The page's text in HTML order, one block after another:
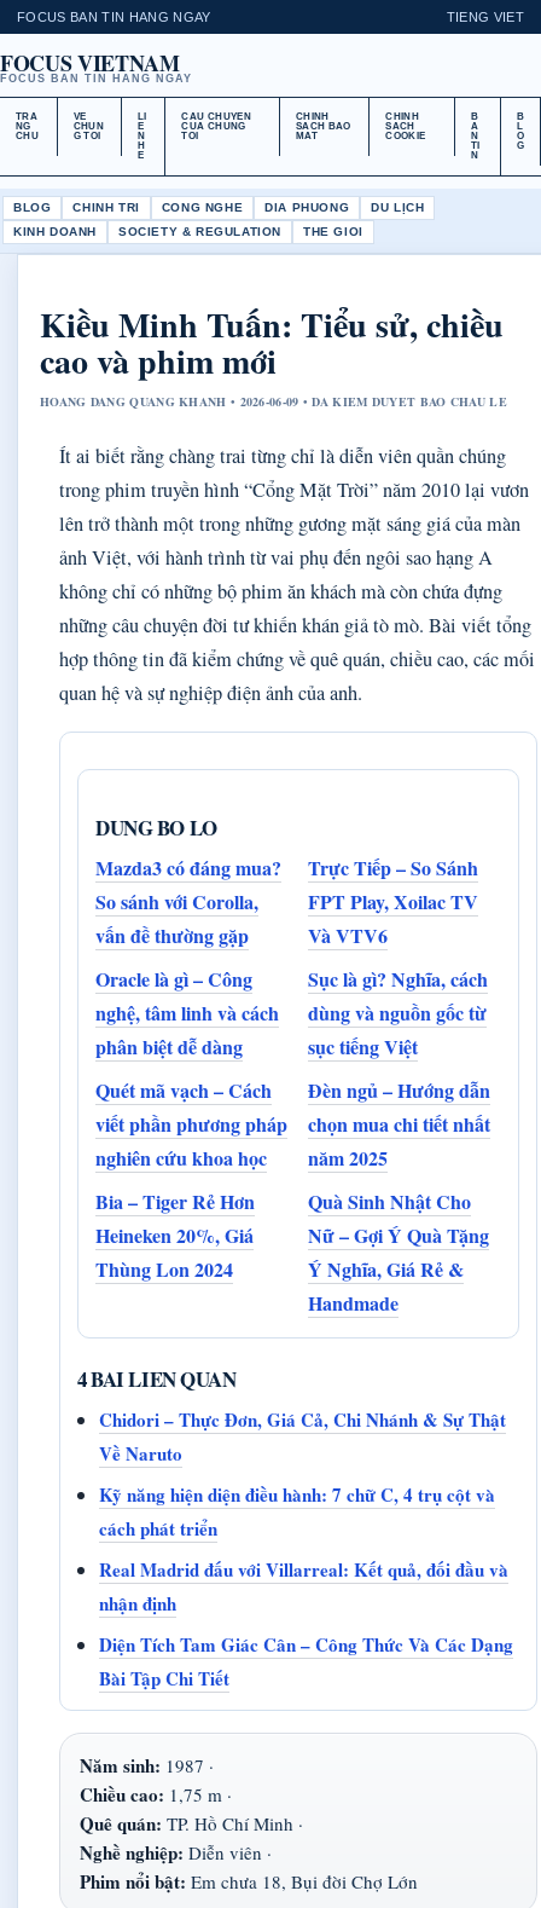
FOCUS BAN TIN HANG NGAY TIENG VIET
FOCUS VIETNAM
FOCUS BAN TIN HANG NGAY
TRA
NG
CHU
VE
CHUN
G TOI
LI
E
N
H
E
CAU CHUYEN
CUA CHUNG
TOI
CHINH
SACH BAO
MAT
CHINH
SACH
COOKIE
B
A
N
TI
N
B
L
O
G
BLOG CHINH TRI CONG NGHE DIA PHUONG
DU LỊCH
KINH DOANH
SOCIETY & REGULATION THE GIOI
Kiều Minh Tuấn: Tiểu sử, chiều
cao và phim mới
HOANG DANG QUANG KHANH • 2026-06-09 • DA KIEM DUYET BAO CHAU LE
Ít ai biết rằng chàng trai từng chỉ là diễn viên quần chúng
trong phim truyền hình “Cổng Mặt Trời” năm 2010 lại vươn
lên trở thành một trong những gương mặt sáng giá của màn
ảnh Việt, với hành trình từ vai phụ đến ngôi sao hạng A
không chỉ có những bộ phim ăn khách mà còn chứa đựng
những câu chuyện đời tư khiến khán giả tò mò. Bài viết tổng
hợp thông tin đã kiểm chứng về quê quán, chiều cao, các mối
quan hệ và sự nghiệp điện ảnh của anh.
DUNG BO LO
Mazda3 có đáng mua?
So sánh với Corolla,
vấn đề thường gặp
Trực Tiếp – So Sánh
FPT Play, Xoilac TV
Và VTV6
Oracle là gì – Công
nghệ, tâm linh và cách
phân biệt dễ dàng
Sục là gì? Nghĩa, cách
dùng và nguồn gốc từ
sục tiếng Việt
Quét mã vạch – Cách
viết phần phương pháp
nghiên cứu khoa học
Đèn ngủ – Hướng dẫn
chọn mua chi tiết nhất
năm 2025
Bia – Tiger Rẻ Hơn
Heineken 20%, Giá
Thùng Lon 2024
Quà Sinh Nhật Cho
Nữ – Gợi Ý Quà Tặng
Ý Nghĩa, Giá Rẻ &
Handmade
4 BAI LIEN QUAN
Chidori – Thực Đơn, Giá Cả, Chi Nhánh & Sự Thật
Về Naruto
Kỹ năng hiện diện điều hành: 7 chữ C, 4 trụ cột và
cách phát triển
Real Madrid đấu với Villarreal: Kết quả, đối đầu và
nhận định
Diện Tích Tam Giác Cân – Công Thức Và Các Dạng
Bài Tập Chi Tiết
Năm sinh: 1987 ·
Chiều cao: 1,75 m ·
Quê quán: TP. Hồ Chí Minh ·
Nghề nghiệp: Diễn viên ·
Phim nổi bật: Em chưa 18, Bụi đời Chợ Lớn